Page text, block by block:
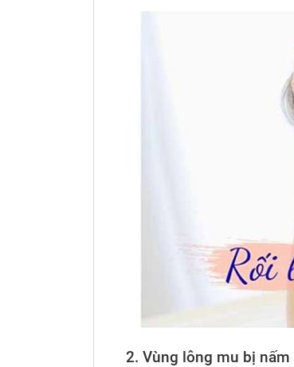
2. Vùng lông mu bị nấm